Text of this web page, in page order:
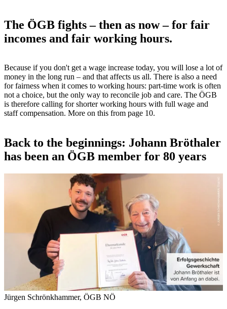
The ÖGB fights – then as now – for fair
incomes and fair working hours.
Because if you don't get a wage increase today, you will lose a lot of
money in the long run – and that affects us all. There is also a need
for fairness when it comes to working hours: part-time work is often
not a choice, but the only way to reconcile job and care. The ÖGB
is therefore calling for shorter working hours with full wage and
staff compensation. More on this from page 10.
Back to the beginnings: Johann Bröthaler
has been an ÖGB member for 80 years
Jürgen Schrönkhammer, ÖGB NÖ